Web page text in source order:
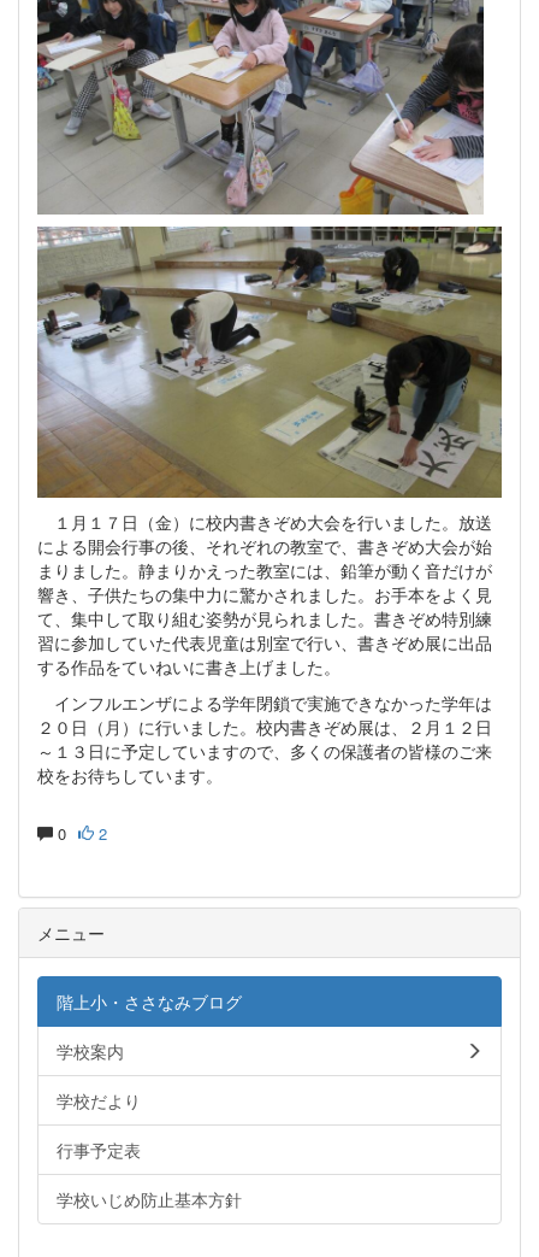
１月１７日（金）に校内書きぞめ大会を行いました。放送
による開会行事の後、それぞれの教室で、書きぞめ大会が始
まりました。静まりかえった教室には、鉛筆が動く音だけが
響き、子供たちの集中力に驚かされました。お手本をよく見
て、集中して取り組む姿勢が見られました。書きぞめ特別練
習に参加していた代表児童は別室で行い、書きぞめ展に出品
する作品をていねいに書き上げました。
インフルエンザによる学年閉鎖で実施できなかった学年は
２０日（月）に行いました。校内書きぞめ展は、２月１２日
～１３日に予定していますので、多くの保護者の皆様のご来
校をお待ちしています。
0 2
メニュー
階上小・ささなみブログ
学校案内
学校だより
行事予定表
学校いじめ防止基本方針